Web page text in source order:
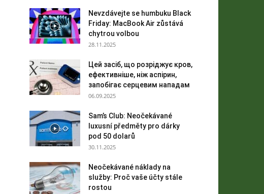
Nevzdávejte se humbuku Black
Friday: MacBook Air zůstává
chytrou volbou
28.11.2025
Цей засіб, що розріджує кров,
ефективніше, ніж аспірин,
запобігає серцевим нападам
06.09.2025
Sam’s Club: Neočekávané
luxusní předměty pro dárky
pod 50 dolarů
30.11.2025
Neočekávané náklady na
služby: Proč vaše účty stále
rostou